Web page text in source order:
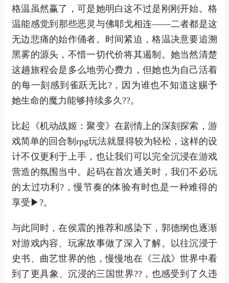
格温虽然赢了，可是她明白这不过是刚刚开始。格
温能感觉到那些恶灵与佛耶戈相连——二者都是这
无边悲痛的始作俑者。时间紧迫，格温决意要追溯
黑雾的源头，不惜一切代价将其遏制。她当然清楚
这趟旅程会是多么地劳心费力，但她也为自己活着
的每一刻感到雀跃无比?，因为谁也不知道这赐予
她生命的魔力能够持续多久??。
比起《机动战姬：聚变》在剧情上的深刻探索，游
戏简单的回合制rpg玩法就显得较为轻松，这样的设
计不仅更利于上手，也让我们可以完全沉浸在游戏
营造的氛围当中。起码在首次通关时，我们不必玩
的太过功利?，慢节奏的体验有时也是一种难得的
享受▶?。
与此同时，在侯震的推荐和感染下，郭德纲也逐渐
对游戏内容、玩家故事做了深入了解。以往沉浸于
史书、曲艺世界的他，慢慢地在《三战》世界中看
到了更具象、沉浸的三国世界??，也感受到了久违